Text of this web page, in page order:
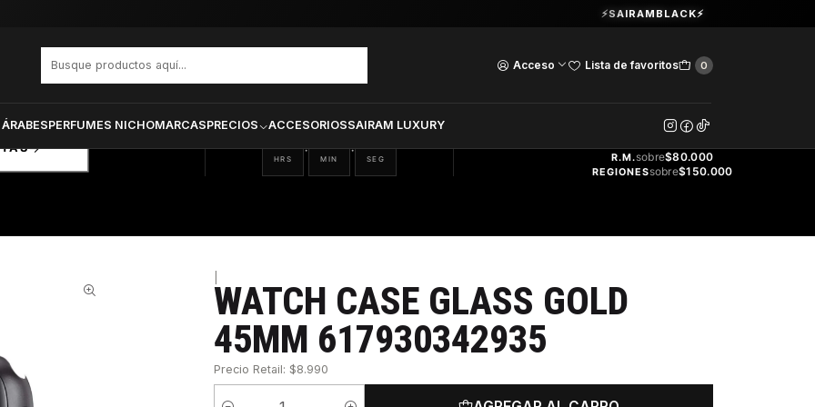
Acceso Lista de favoritos 0
PERFUMES NICHOMARCASPRECIOS ACCESORIOSSAIRAM LUXURY
Guardia Vieja 202. Oficina 102.Ver Horarios
⚡SAIRAMBLACK⚡
10
HRS
: 47
MIN
: 35
SEG
GRATIS
R.M.sobre$80.000
REGIONESsobre$150.000
WATCH CASE GLASS GOLD
45MM 617930342935
Precio Retail: $8.990